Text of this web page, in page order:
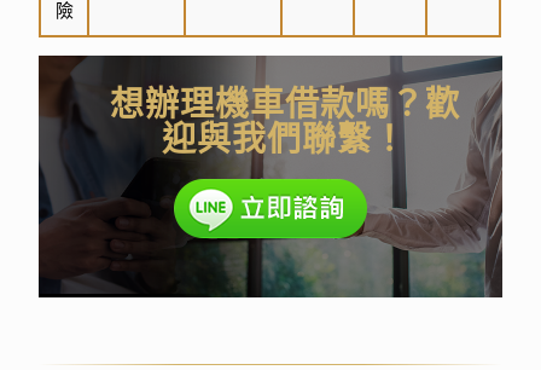
險
想辦理機車借款嗎？歡
迎與我們聯繫！